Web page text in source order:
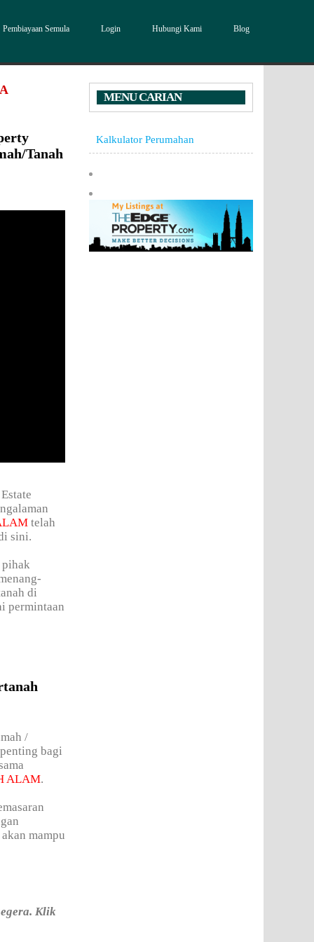
Pembiayaan Semula Login Hubungi Kami Blog
Tanah
telah
sini.
pihak
di
permintaan
/
bagi
ALAM.
mampu
Klik
MENU CARIAN
Kalkulator Perumahan